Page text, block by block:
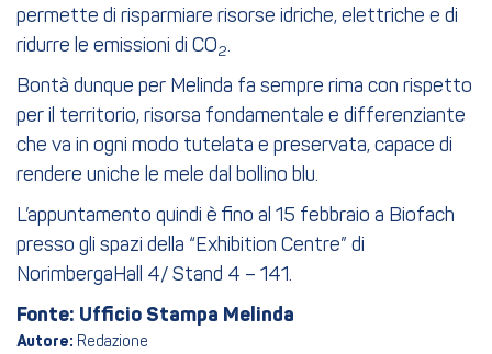
permette di risparmiare risorse idriche, elettriche e di
ridurre le emissioni di CO2.
Bontà dunque per Melinda fa sempre rima con rispetto
per il territorio, risorsa fondamentale e differenziante
che va in ogni modo tutelata e preservata, capace di
rendere uniche le mele dal bollino blu.
L’appuntamento quindi è fino al 15 febbraio a Biofach
presso gli spazi della “Exhibition Centre” di
NorimbergaHall 4/ Stand 4 – 141.
Fonte: Ufficio Stampa Melinda
Autore: Redazione